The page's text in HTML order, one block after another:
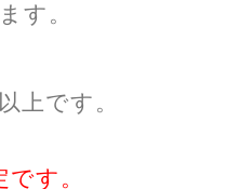
す。
上です。
す。